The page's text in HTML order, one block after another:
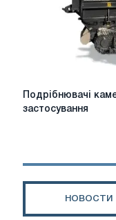
Подрібнювачі
застосування
Подрібнювачі
застосування
НОВОСТИ